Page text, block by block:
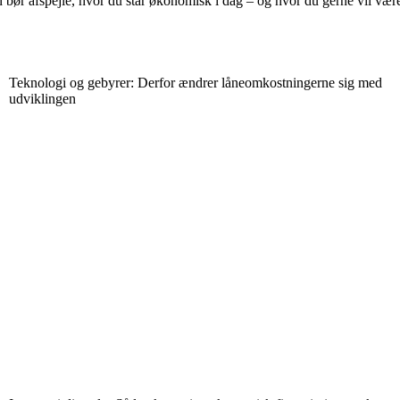
Teknologi og gebyrer: Derfor ændrer låneomkostningerne sig med
udviklingen